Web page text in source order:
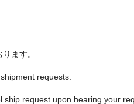
ます。
requests.
request upon hearing your